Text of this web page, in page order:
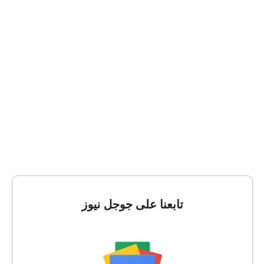
تابعنا على جوجل نيوز